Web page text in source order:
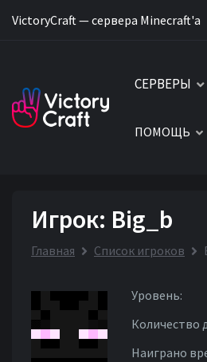
VictoryCraft — сервера Minecraft'a
СЕРВЕРЫ
ПОМОЩЬ
Игрок: Big_b
Главная Список игроков
Уровень:
Количество
Наиграно